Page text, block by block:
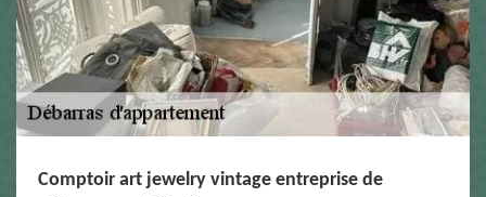
Comptoir art jewelry vintage entreprise de